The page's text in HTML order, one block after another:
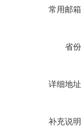
常用邮箱
省份
详细地址
补充说明